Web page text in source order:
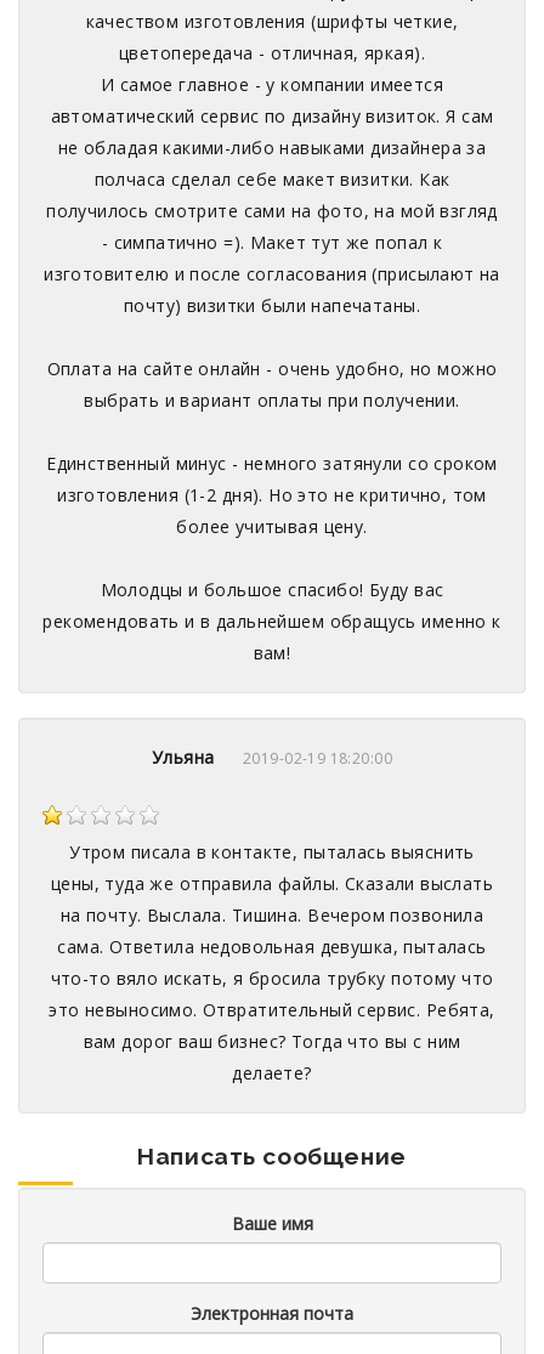
качеством изготовления (шрифты четкие,
цветопередача - отличная, яркая).
И самое главное - у компании имеется
автоматический сервис по дизайну визиток. Я сам
не обладая какими-либо навыками дизайнера за
полчаса сделал себе макет визитки. Как
получилось смотрите сами на фото, на мой взгляд
- симпатично =). Макет тут же попал к
изготовителю и после согласования (присылают на
почту) визитки были напечатаны.
Оплата на сайте онлайн - очень удобно, но можно
выбрать и вариант оплаты при получении.
Единственный минус - немного затянули со сроком
изготовления (1-2 дня). Но это не критично, том
более учитывая цену.
Молодцы и большое спасибо! Буду вас
рекомендовать и в дальнейшем обращусь именно к
вам!
Ульяна 2019-02-19 18:20:00
Утром писала в контакте, пыталась выяснить
цены, туда же отправила файлы. Сказали выслать
на почту. Выслала. Тишина. Вечером позвонила
сама. Ответила недовольная девушка, пыталась
что-то вяло искать, я бросила трубку потому что
это невыносимо. Отвратительный сервис. Ребята,
вам дорог ваш бизнес? Тогда что вы с ним
делаете?
Написать сообщение
Ваше имя
Электронная почта